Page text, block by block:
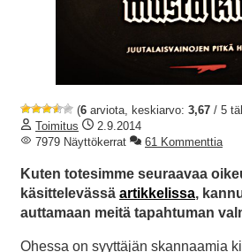
(6 arviota, keskiarvo: 3,67 / 5
Toimitus
2.9.2014
7979 Näyttökerrat
61 Kommenttia
Kuten totesimme seuraavaa
käsittelevässä artikkelissa,
auttamaan meitä tapahtuman
Ohessa on syyttäjän skannaamia